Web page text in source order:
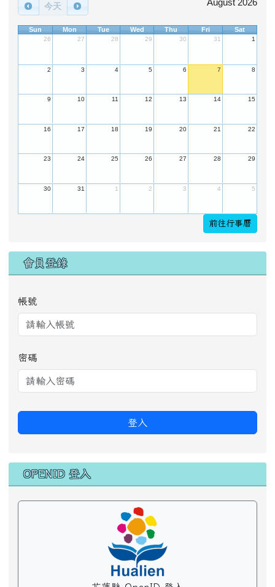
今天 August 2026
Sun Mon Tue Wed Thu Fri Sat
26 27 28 29 30 31 1
2 3 4 5 6 7 8
9 10 11 12 13 14 15
16 17 18 19 20 21 22
23 24 25 26 27 28 29
30 31 1 2 3 4 5
前往行事曆
會員登錄
帳號
密碼
登入
OPENID 登入